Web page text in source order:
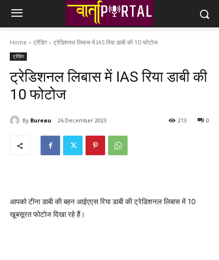
Home ट्रेंडिंग ट्रेडिशनल लिबास में IAS रिया डाबी की 10 फोटोज
ट्रेंडिंग
ट्रेडिशनल लिबास में IAS रिया डाबी की
10 फोटोज
By Bureau 26 December 2023 0
213
आपको टीना डाबी की बहन आईएएस रिया डाबी की ट्रेडिशनल लिबास में 10
खूबसूरत फोटोज दिखा रहे हैं।